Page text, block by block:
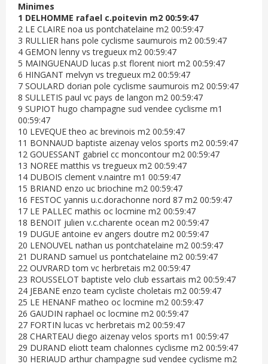
Minimes
1 DELHOMME rafael c.poitevin m2 00:59:47
2 LE CLAIRE noa us pontchatelaine m2 00:59:47
3 RULLIER hans pole cyclisme saumurois m2 00:59:47
4 GEMON lenny vs tregueux m2 00:59:47
5 MAINGUENAUD lucas p.st florent niort m2 00:59:47
6 HINGANT melvyn vs tregueux m2 00:59:47
7 SOULARD dorian pole cyclisme saumurois m2 00:59:47
8 SULLETIS paul vc pays de langon m2 00:59:47
9 SUPIOT hugo champagne sud vendee cyclisme m1
00:59:47
10 LEVEQUE theo ac brevinois m2 00:59:47
11 BONNAUD baptiste aizenay velos sports m2 00:59:47
12 GOUESSANT gabriel cc moncontour m2 00:59:47
13 NOREE matthis vs tregueux m2 00:59:47
14 DUBOIS clement v.naintre m1 00:59:47
15 BRIAND enzo uc briochine m2 00:59:47
16 FESTOC yannis u.c.dorachonne nord 87 m2 00:59:47
17 LE PALLEC mathis oc locmine m2 00:59:47
18 BENOIT julien v.c.charente ocean m2 00:59:47
19 DUGUE antoine ev angers doutre m2 00:59:47
20 LENOUVEL nathan us pontchatelaine m2 00:59:47
21 DURAND samuel us pontchatelaine m2 00:59:47
22 OUVRARD tom vc herbretais m2 00:59:47
23 ROUSSELOT baptiste velo club essartais m2 00:59:47
24 JEBANE enzo team cycliste choletais m2 00:59:47
25 LE HENANF matheo oc locmine m2 00:59:47
26 GAUDIN raphael oc locmine m2 00:59:47
27 FORTIN lucas vc herbretais m2 00:59:47
28 CHARTEAU diego aizenay velos sports m1 00:59:47
29 DURAND eliott team chalonnes cyclisme m2 00:59:47
30 HERIAUD arthur champagne sud vendee cyclisme m2